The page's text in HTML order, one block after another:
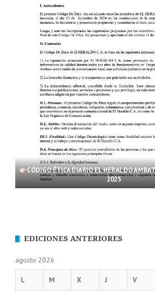
CÓDIGO ÉTICA DIARIO EL HERALDO
2025
EDICIONES ANTERIORES
agosto 2026
L M X J V